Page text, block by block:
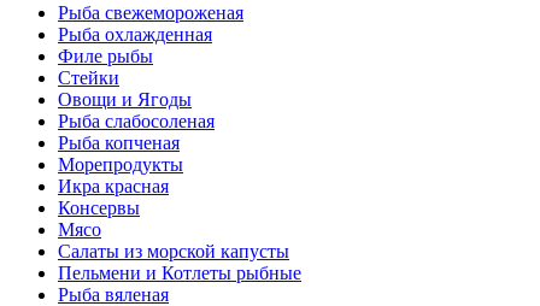
Рыба свежемороженая
Рыба охлажденная
Филе рыбы
Стейки
Овощи и Ягоды
Рыба слабосоленая
Рыба копченая
Морепродукты
Икра красная
Консервы
Мясо
Салаты из морской капусты
Пельмени и Котлеты рыбные
Рыба вяленая